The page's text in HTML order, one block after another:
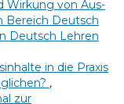
Wirkung von Aus-
Bereich Deutsch
Deutsch Lehren
in die Praxis
,
zur